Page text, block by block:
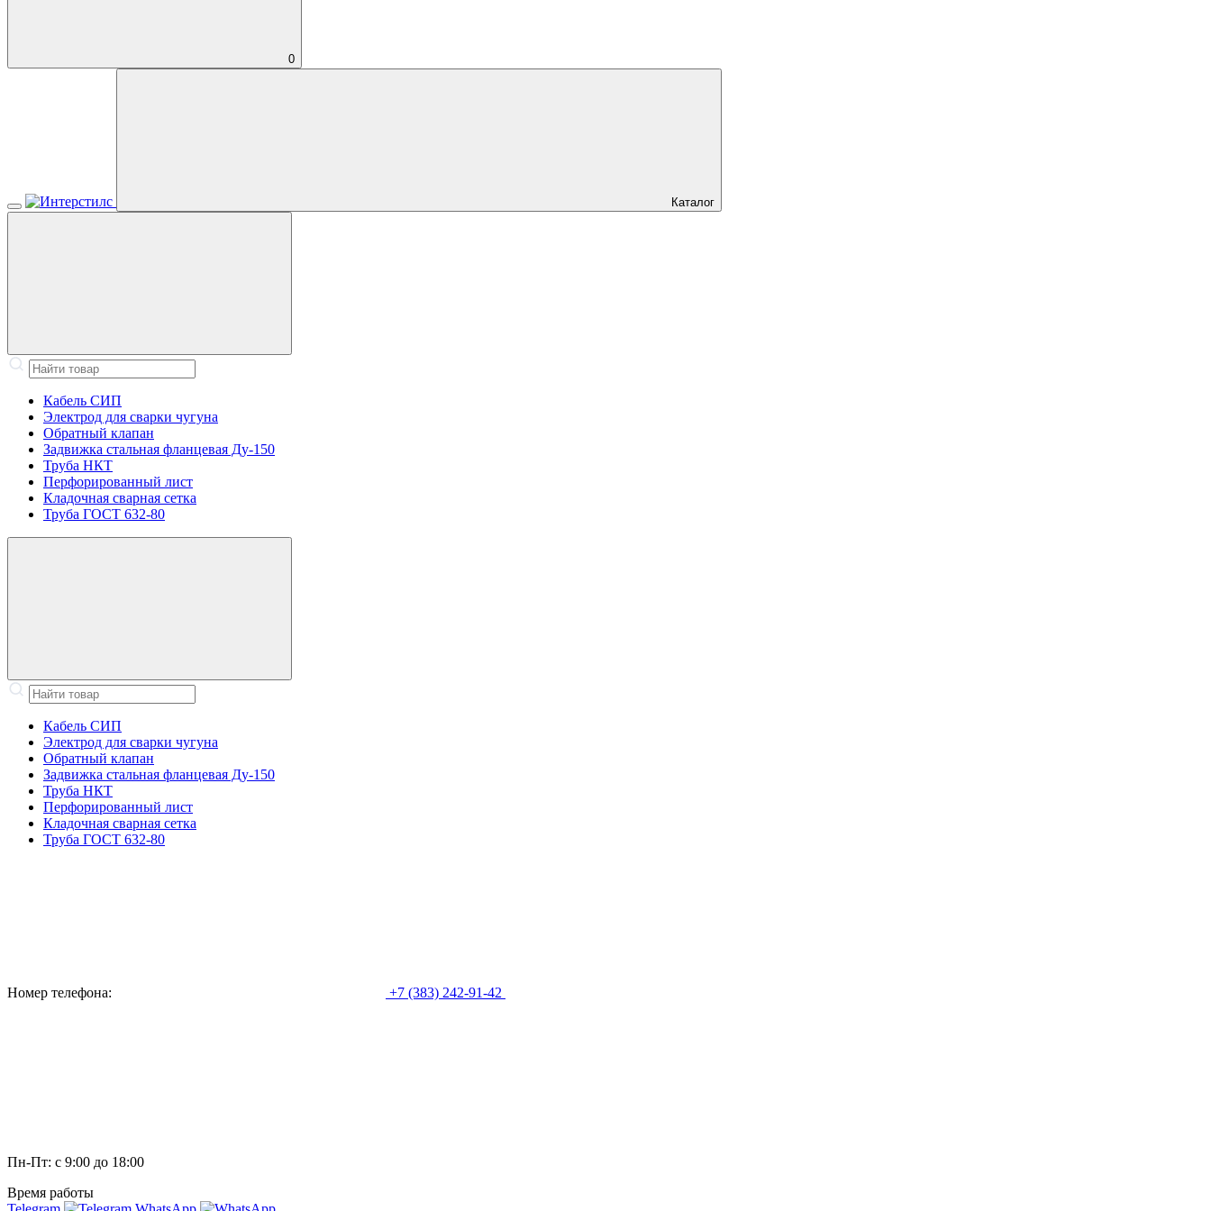
0
Каталог
Кабель СИП
Электрод для сварки чугуна
Обратный клапан
Задвижка стальная фланцевая Ду-150
Труба НКТ
Перфорированный лист
Кладочная сварная сетка
Труба ГОСТ 632-80
Кабель СИП
Электрод для сварки чугуна
Обратный клапан
Задвижка стальная фланцевая Ду-150
Труба НКТ
Перфорированный лист
Кладочная сварная сетка
Труба ГОСТ 632-80
Номер телефона: +7 (383) 242-91-42
Пн-Пт: с 9:00 до 18:00
Время работы